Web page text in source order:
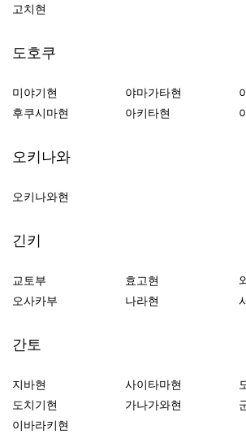
고치현
도호쿠
미야기현 야마가타현
후쿠시마현
아키타현
오키나와
오키나와현
긴키
교토부 효고현
오사카부
나라현
간토
지바현 사이타마현
도치기현
가나가와현
이바라키현